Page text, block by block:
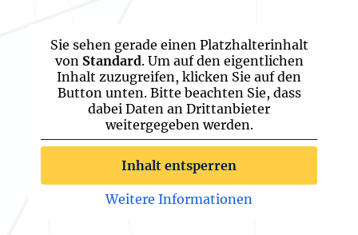
Sie sehen gerade einen Platzhalterinhalt
von Standard. Um auf den eigentlichen
Inhalt zuzugreifen, klicken Sie auf den
Button unten. Bitte beachten Sie, dass
dabei Daten an Drittanbieter
weitergegeben werden.
Inhalt entsperren
Weitere Informationen